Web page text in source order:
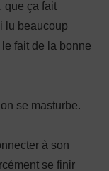
que ça fait
lu beaucoup
fait de la bonne
se masturbe.
à son
se finir